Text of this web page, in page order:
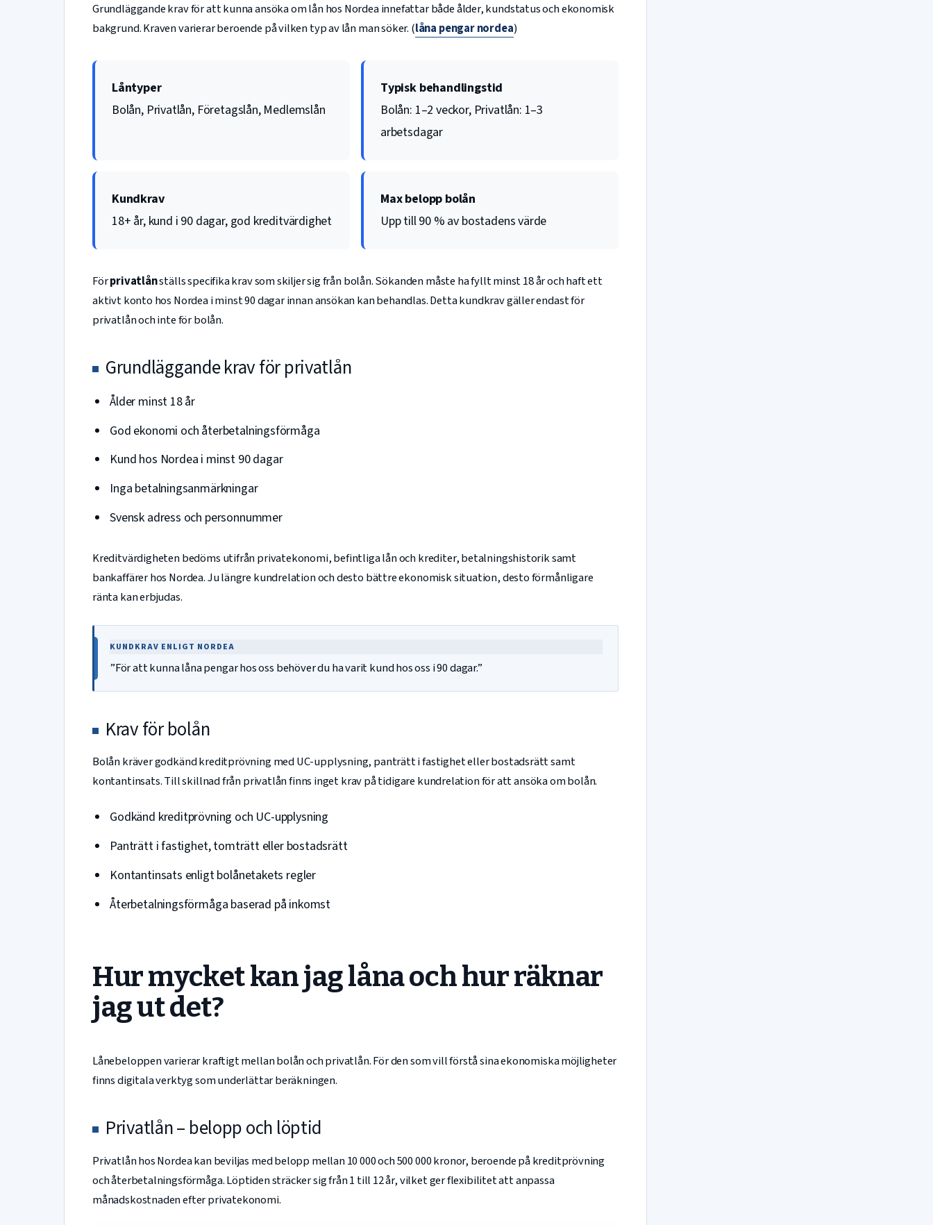
Grundläggande krav för att kunna ansöka om lån hos Nordea innefattar både ålder, kundstatus och ekonomisk
bakgrund. Kraven varierar beroende på vilken typ av lån man söker. (låna pengar nordea)
Låntyper
Bolån, Privatlån, Företagslån, Medlemslån
Typisk behandlingstid
Bolån: 1–2 veckor, Privatlån: 1–3
arbetsdagar
Kundkrav
18+ år, kund i 90 dagar, god kreditvärdighet
Max belopp bolån
Upp till 90 % av bostadens värde
Förprivatlånställs specifika krav som skiljer sig från bolån. Sökanden måste ha fyllt minst 18 år och haft ett
aktivt konto hos Nordea i minst 90 dagar innan ansökan kan behandlas. Detta kundkrav gäller endast för
privatlån och inte för bolån.
Grundläggande krav för privatlån
Ålder minst 18 år
God ekonomi och återbetalningsförmåga
Kund hos Nordea i minst 90 dagar
Inga betalningsanmärkningar
Svensk adress och personnummer
Kreditvärdigheten bedöms utifrån privatekonomi, befintliga lån och krediter, betalningshistorik samt
bankaffärer hos Nordea. Ju längre kundrelation och desto bättre ekonomisk situation, desto förmånligare
ränta kan erbjudas.
KUNDKRAV ENLIGT NORDEA
”För att kunna låna pengar hos oss behöver du ha varit kund hos oss i 90 dagar.”
Krav för bolån
Bolån kräver godkänd kreditprövning med UC-upplysning, panträtt i fastighet eller bostadsrätt samt
kontantinsats. Till skillnad från privatlån finns inget krav på tidigare kundrelation för att ansöka om bolån.
Godkänd kreditprövning och UC-upplysning
Panträtt i fastighet, tomträtt eller bostadsrätt
Kontantinsats enligt bolånetakets regler
Återbetalningsförmåga baserad på inkomst
Hur mycket kan jag låna och hur räknar
jag ut det?
Lånebeloppen varierar kraftigt mellan bolån och privatlån. För den som vill förstå sina ekonomiska möjligheter
finns digitala verktyg som underlättar beräkningen.
Privatlån – belopp och löptid
Privatlån hos Nordea kan beviljas med belopp mellan 10 000 och 500 000 kronor, beroende på kreditprövning
och återbetalningsförmåga. Löptiden sträcker sig från 1 till 12 år, vilket ger flexibilitet att anpassa
månadskostnaden efter privatekonomi.